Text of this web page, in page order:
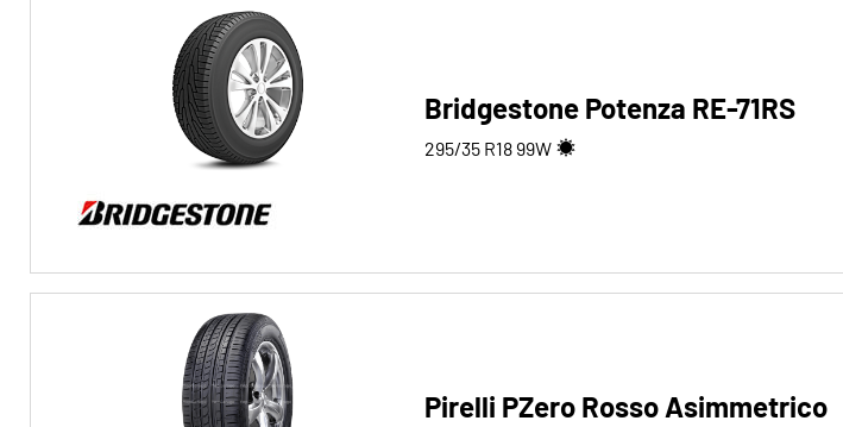
Bridgestone Potenza RE-71RS
295/35 R18 99W
Pirelli PZero Rosso Asimmetrico